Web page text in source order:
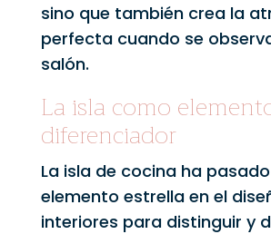
sino que también crea la
perfecta cuando se
salón.
La isla como
diferenciador
La isla de cocina ha
elemento estrella en el
interiores para distinguir y